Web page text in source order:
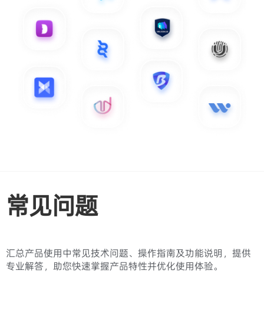
常见问题
汇总产品使用中常见技术问题、操作指南及功能说明，提供
专业解答，助您快速掌握产品特性并优化使用体验。